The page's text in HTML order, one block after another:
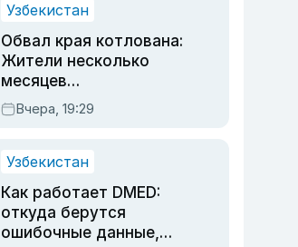
Узбекистан
Обвал края котлована:
Жители несколько
месяцев
предупреждали об
опасности, но стройка
Вчера, 19:29
Узбекистан
Как работает DMED:
откуда берутся
ошибочные данные,